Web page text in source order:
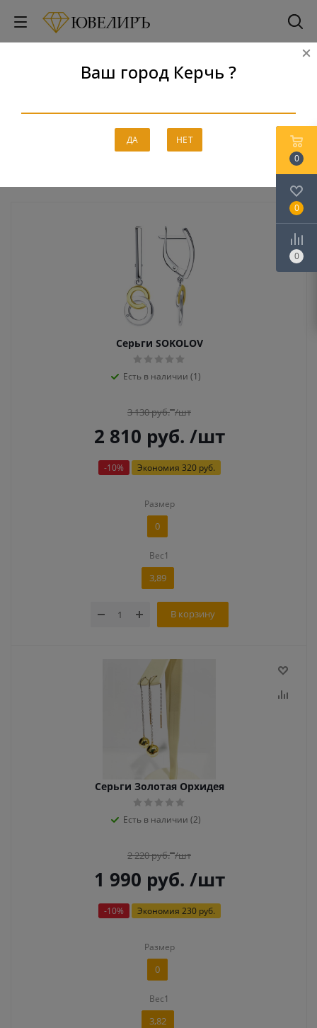
Ваш город Керчь ?
ДА НЕТ
Серьги
Главная - Каталог - Серебро - Серьги
Серьги SOKOLOV
Есть в наличии (1)
3 130руб. /шт
2 810 руб. /шт
-10% Экономия 320 руб.
Размер
0
Вес1
3,89
В корзину
Серьги Золотая Орхидея
Есть в наличии (2)
2 220руб. /шт
1 990 руб. /шт
-10% Экономия 230 руб.
Размер
0
Вес1
3,82
0
0
0